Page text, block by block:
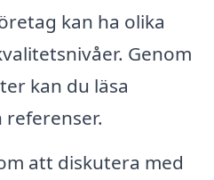
kan ha olika
Genom
kan du läsa
referenser.
att diskutera med